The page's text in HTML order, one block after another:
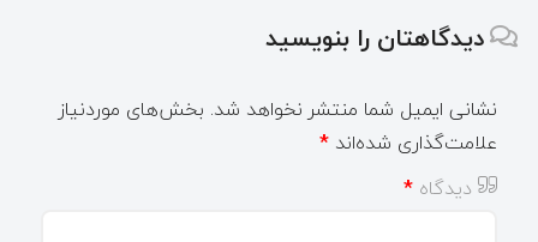
دیدگاهتان را بنویسید
نشانی ایمیل شما منتشر نخواهد شد. بخش‌های موردنیاز
علامت‌گذاری شده‌اند *
دیدگاه *